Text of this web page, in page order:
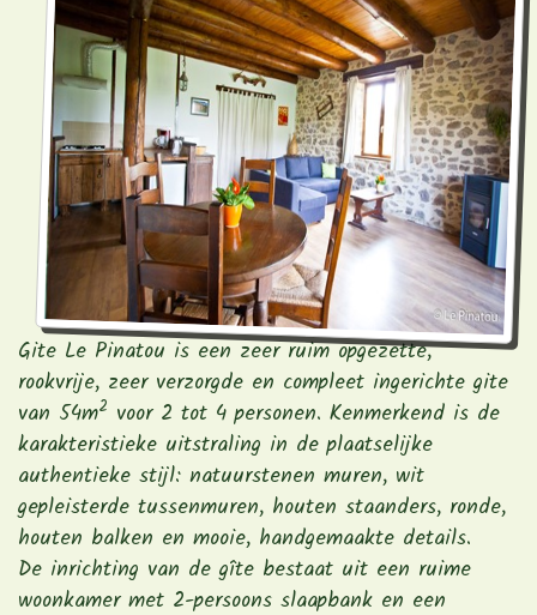
Gite Le Pinatou is een zeer ruim opgezette,
rookvrije, zeer verzorgde en compleet ingerichte gite
van 54m2 voor 2 tot 4 personen. Kenmerkend is de
karakteristieke uitstraling in de plaatselijke
authentieke stijl: natuurstenen muren, wit
gepleisterde tussenmuren, houten staanders, ronde,
houten balken en mooie, handgemaakte details.
De inrichting van de gîte bestaat uit een ruime
woonkamer met 2-persoons slaapbank en een